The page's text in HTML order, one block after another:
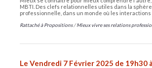
MBTI. Des clefs relationnelles utiles dans la
professionnelle, dans un monde où les interactions
Rattaché à Propositions /Mieux vivre ses relations
Le Vendredi 7 Février 2025 de 19h30